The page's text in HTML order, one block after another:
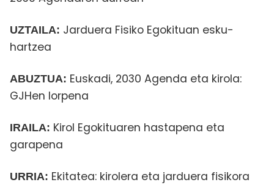
UZTAILA: Jarduera Fisiko Egokituan esku-
hartzea
ABUZTUA: Euskadi, 2030 Agenda eta kirola:
GJHen lorpena
IRAILA: Kirol Egokituaren hastapena eta
garapena
URRIA: Ekitatea: kirolera eta jarduera fisikora